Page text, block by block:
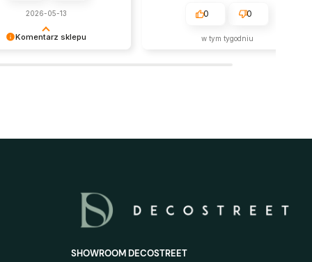
Komentarz sklepu
więc nasze obawy
się być na wyrost. Polecam
2026-05-13 0 0
w tym tygodniu
SHOWROOM DECOSTREET